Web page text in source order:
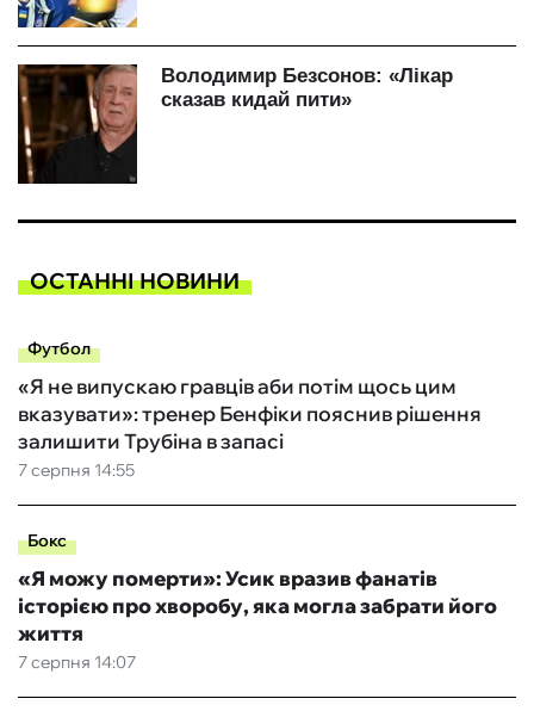
ОСТАННІ НОВИНИ
Футбол
7 серпня 14:55
«Я не випускаю гравців аби потім щось цим
вказувати»: тренер Бенфіки пояснив рішення
залишити Трубіна в запасі
Бокс
7 серпня 14:07
«Я можу померти»: Усик вразив фанатів
історією про хворобу, яка могла забрати його
життя